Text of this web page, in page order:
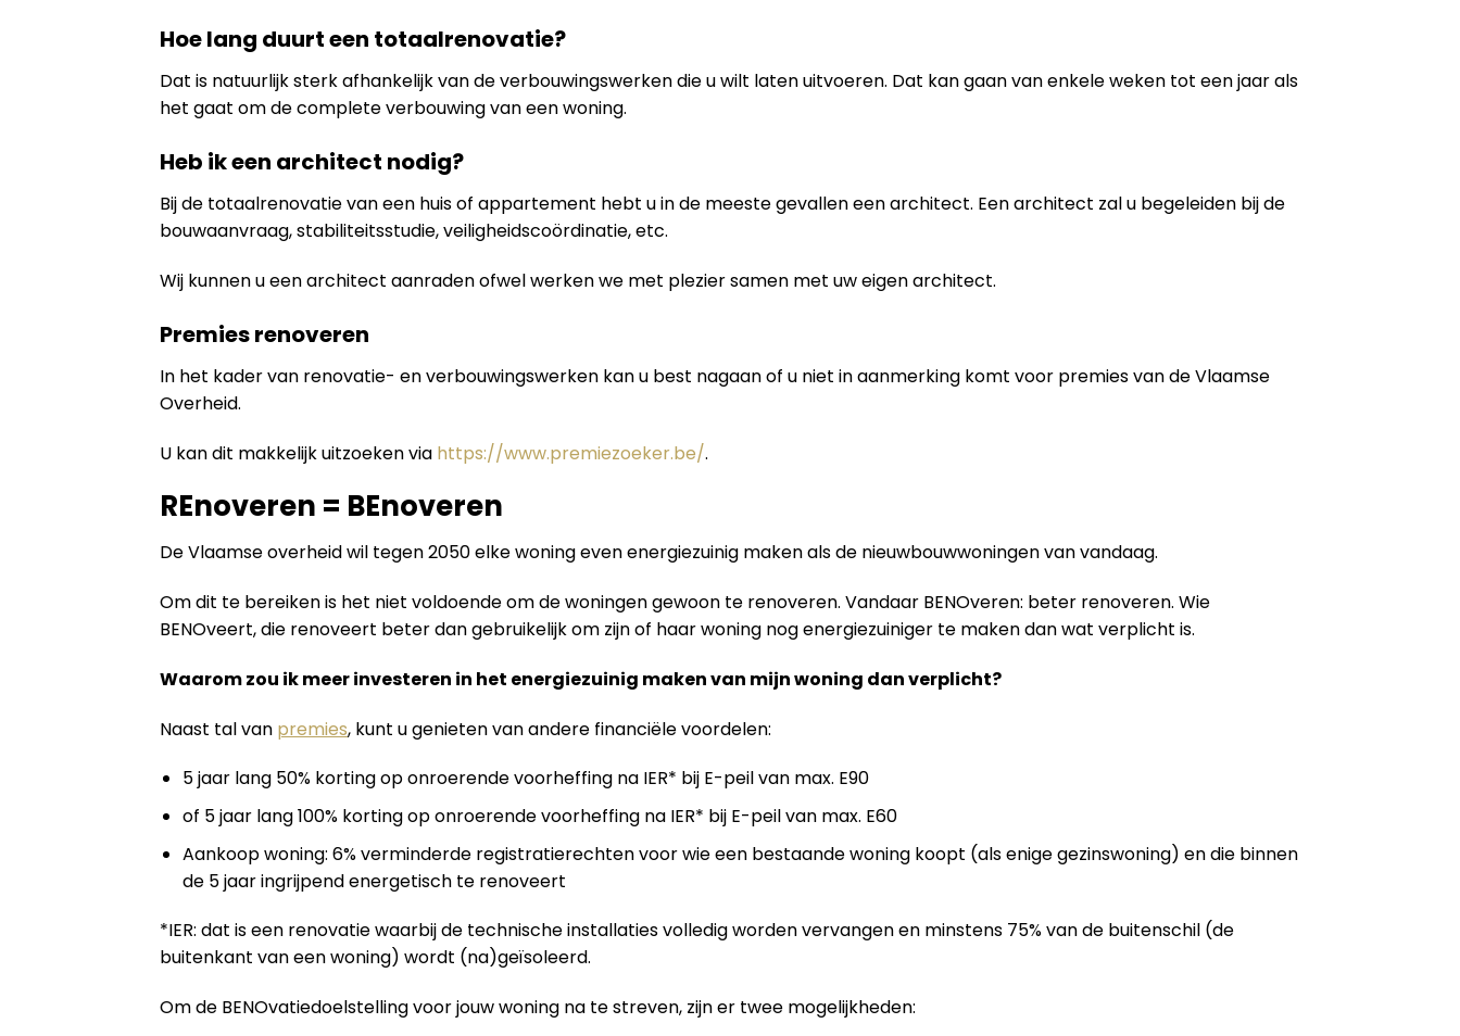
Hoe lang duurt een totaalrenovatie?
Dat is natuurlijk sterk afhankelijk van de verbouwingswerken die u wilt laten uitvoeren. Dat kan gaan van enkele weken tot een jaar als
het gaat om de complete verbouwing van een woning.
Heb ik een architect nodig?
Bij de totaalrenovatie van een huis of appartement hebt u in de meeste gevallen een architect. Een architect zal u begeleiden bij de
bouwaanvraag, stabiliteitsstudie, veiligheidscoördinatie, etc.
Wij kunnen u een architect aanraden ofwel werken we met plezier samen met uw eigen architect.
Premies renoveren
In het kader van renovatie- en verbouwingswerken kan u best nagaan of u niet in aanmerking komt voor premies van de Vlaamse
Overheid.
U kan dit makkelijk uitzoeken via https://www.premiezoeker.be/.
REnoveren = BEnoveren
De Vlaamse overheid wil tegen 2050 elke woning even energiezuinig maken als de nieuwbouwwoningen van vandaag.
Om dit te bereiken is het niet voldoende om de woningen gewoon te renoveren. Vandaar BENOveren: beter renoveren. Wie
BENOveert, die renoveert beter dan gebruikelijk om zijn of haar woning nog energiezuiniger te maken dan wat verplicht is.
Waarom zou ik meer investeren in het energiezuinig maken van mijn woning dan verplicht?
Naast tal van premies, kunt u genieten van andere financiële voordelen:
5 jaar lang 50% korting op onroerende voorheffing na IER* bij E-peil van max. E90
of 5 jaar lang 100% korting op onroerende voorheffing na IER* bij E-peil van max. E60
Aankoop woning: 6% verminderde registratierechten voor wie een bestaande woning koopt (als enige gezinswoning) en die binnen
de 5 jaar ingrijpend energetisch te renoveert
*IER: dat is een renovatie waarbij de technische installaties volledig worden vervangen en minstens 75% van de buitenschil (de
buitenkant van een woning) wordt (na)geïsoleerd.
Om de BENOvatiedoelstelling voor jouw woning na te streven, zijn er twee mogelijkheden: